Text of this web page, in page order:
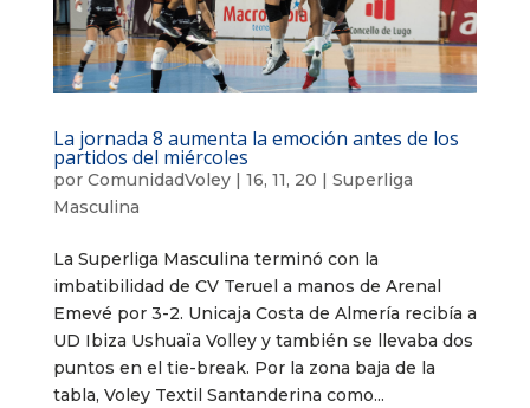
La jornada 8 aumenta la emoción antes de los
partidos del miércoles
por ComunidadVoley| 16, 11, 20 | Superliga
Masculina
La Superliga Masculina terminó con la
imbatibilidad de CV Teruel a manos de Arenal
Emevé por 3-2. Unicaja Costa de Almería recibía a
UD Ibiza Ushuaïa Volley y también se llevaba dos
puntos en el tie-break. Por la zona baja de la
tabla, Voley Textil Santanderina como...